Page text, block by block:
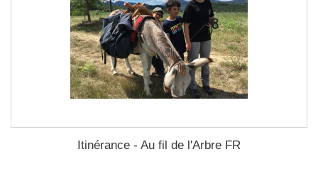
Itinérance - Au fil de l'Arbre FR